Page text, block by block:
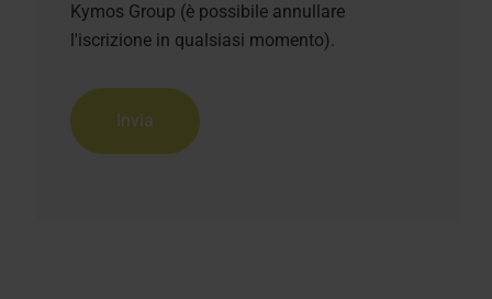
Kymos Group (è possibile annullare
l'iscrizione in qualsiasi momento).